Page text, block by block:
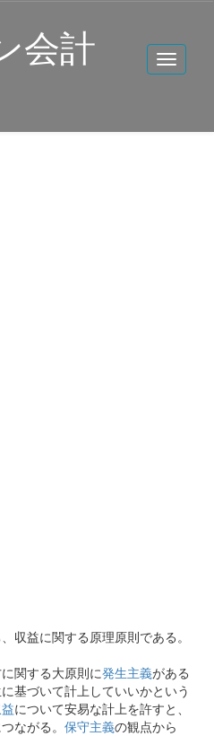
会計
収益に関する原理原則である。
関する大原則に発生主義がある
基づいて計上していいかという
について安易な計上を許すと、
ながる。 保守主義の観点から